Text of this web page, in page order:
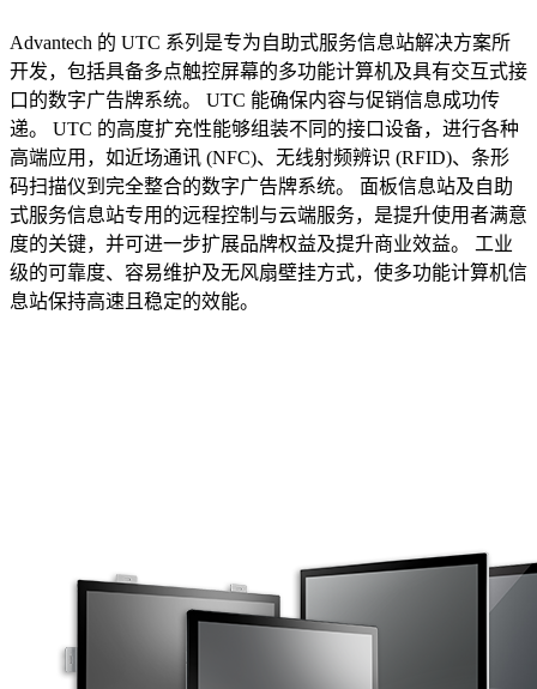
Advantech 的 UTC 系列是专为自助式服务信息站解决方案所
开发，包括具备多点触控屏幕的多功能计算机及具有交互式接
口的数字广告牌系统。 UTC 能确保内容与促销信息成功传
递。 UTC 的高度扩充性能够组装不同的接口设备，进行各种
高端应用，如近场通讯 (NFC)、无线射频辨识 (RFID)、条形
码扫描仪到完全整合的数字广告牌系统。 面板信息站及自助
式服务信息站专用的远程控制与云端服务，是提升使用者满意
度的关键，并可进一步扩展品牌权益及提升商业效益。 工业
级的可靠度、容易维护及无风扇壁挂方式，使多功能计算机信
息站保持高速且稳定的效能。